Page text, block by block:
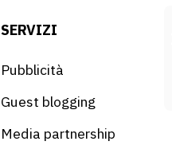
SERVIZI
Pubblicità
Guest blogging
Media partnership